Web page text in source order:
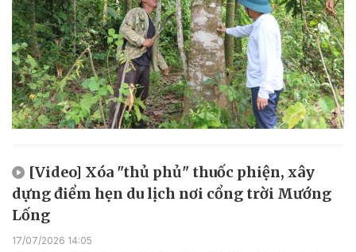
[Video] Xóa "thủ phủ" thuốc phiện, xây
dựng điểm hẹn du lịch nơi cổng trời Mướng
Lống
17/07/2026 14:05